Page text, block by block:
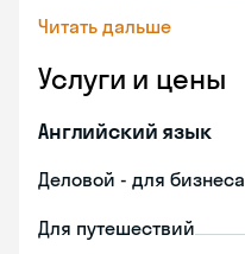
Читать дальше
Услуги и цены
Английский язык
Деловой - для бизнеса
Для путешествий